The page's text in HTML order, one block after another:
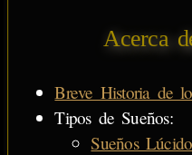
Acerca
Breve Historia de
Tipos de Sueños:
Sueños